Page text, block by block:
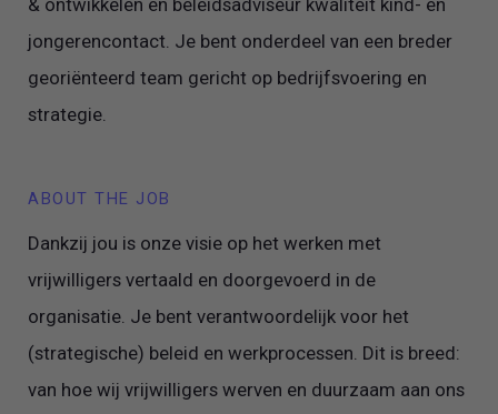
& ontwikkelen en beleidsadviseur kwaliteit kind- en
jongerencontact. Je bent onderdeel van een breder
georiënteerd team gericht op bedrijfsvoering en
strategie.
ABOUT THE JOB
Dankzij jou is onze visie op het werken met
vrijwilligers vertaald en doorgevoerd in de
organisatie. Je bent verantwoordelijk voor het
(strategische) beleid en werkprocessen. Dit is breed:
van hoe wij vrijwilligers werven en duurzaam aan ons